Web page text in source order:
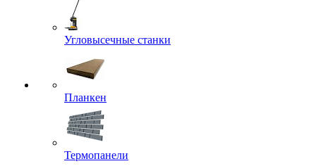
Угловысечные станки
Планкен
Термопанели